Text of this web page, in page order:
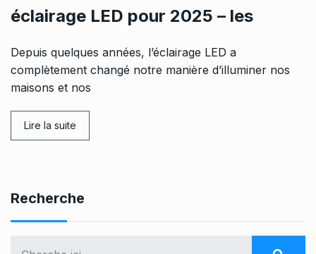
éclairage LED pour 2025 – les
Depuis quelques années, l’éclairage LED a
complètement changé notre manière d’illuminer nos
maisons et nos
Lire la suite
Recherche